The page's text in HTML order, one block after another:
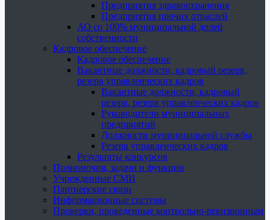
Предприятия здравоохранения
Предприятия прочих отраслей
АО со 100% муниципальной долей
собственности
Кадровое обеспечение
Кадровое обеспечение
Вакантные должности, кадровый резерв,
резерв управленческих кадров
Вакантные должности, кадровый
резерв, резерв управленческих кадров
Руководители муниципальных
предприятий
Должности муниципальной службы
Резерв управленческих кадров
Результаты конкурсов
Полномочия, задачи и функции
Учрежденные СМИ
Партнерские связи
Информационные системы
Проверки, проведенные контрольно-ревизионным